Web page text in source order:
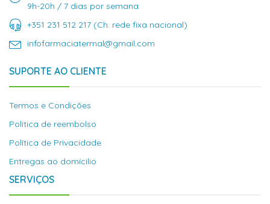
9h-20h / 7 dias por semana
+351 231 512 217 (Ch. rede fixa nacional)
infofarmaciatermal@gmail.com
SUPORTE AO CLIENTE
Termos e Condições
Politica de reembolso
Política de Privacidade
Entregas ao domícilio
SERVIÇOS